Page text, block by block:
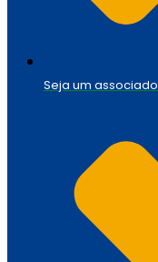
Seja um associado